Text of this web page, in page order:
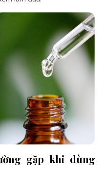
gặp khi dùng